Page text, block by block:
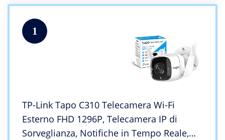
1
TP-Link Tapo C310 Telecamera Wi-Fi
Esterno FHD 1296P, Telecamera IP di
Sorveglianza, Notifiche in Tempo Reale,